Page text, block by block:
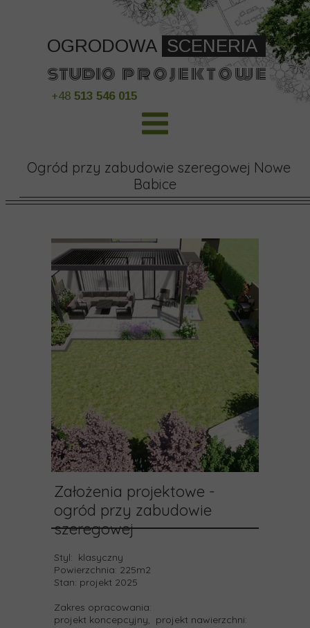
OGRODOWA SCENERIA
+48 513 546 015
studio p r o j e k t o we
Założenia projektowe -
ogród przy zabudowie
szeregowej
Styl: klasyczny
Powierzchnia: 225m2
Stan: projekt 2025
Zakres opracowania:
projekt koncepcyjny, projekt nawierzchni:
Ogród przy zabudowie szeregowej Nowe
Babice